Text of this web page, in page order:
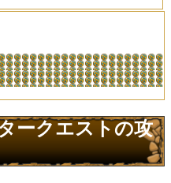
ークエストの攻